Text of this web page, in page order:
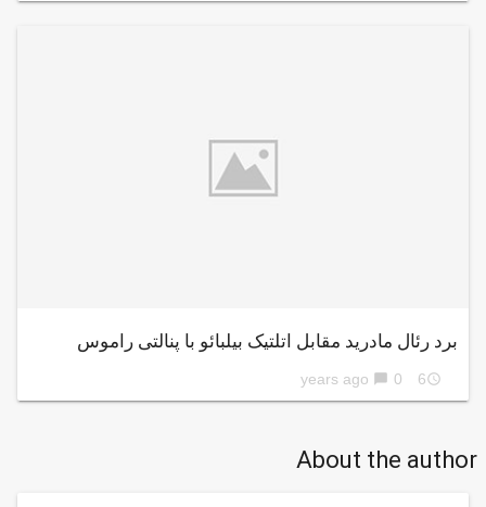
برد رئال مادرید مقابل اتلتیک بیلبائو با پنالتی راموس
access_time
6 years ago
chat_bubble 0
About the author